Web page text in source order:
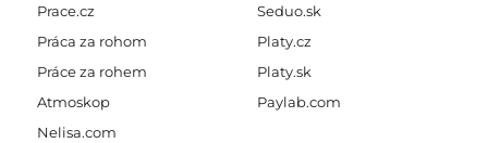
Prace.cz
Práca za rohom
Práce za rohem
Atmoskop
Nelisa.com
Seduo.sk
Platy.cz
Platy.sk
Paylab.com